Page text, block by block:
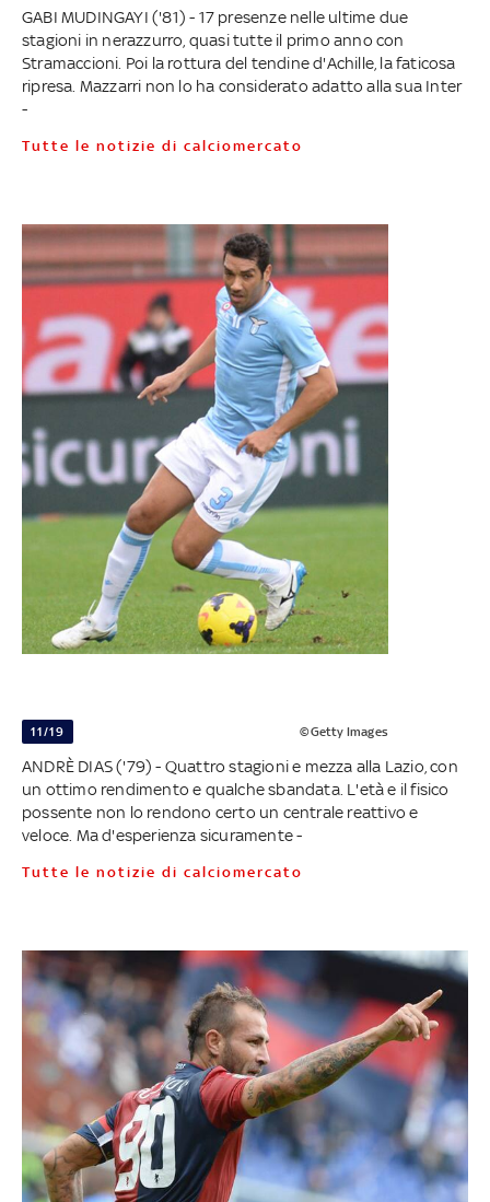
GABI MUDINGAYI ('81) - 17 presenze nelle ultime due
stagioni in nerazzurro, quasi tutte il primo anno con
Stramaccioni. Poi la rottura del tendine d'Achille, la faticosa
ripresa. Mazzarri non lo ha considerato adatto alla sua Inter
-
Tutte le notizie di calciomercato
11/19 ©Getty Images
ANDRÈ DIAS ('79) - Quattro stagioni e mezza alla Lazio, con
un ottimo rendimento e qualche sbandata. L'età e il fisico
possente non lo rendono certo un centrale reattivo e
veloce. Ma d'esperienza sicuramente -
Tutte le notizie di calciomercato